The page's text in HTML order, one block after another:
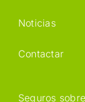
Noticias
Contactar
Seguros